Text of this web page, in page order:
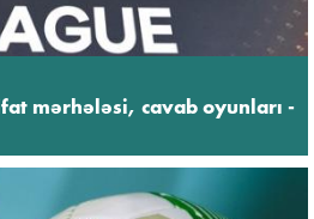
mərhələsi, cavab oyunları -